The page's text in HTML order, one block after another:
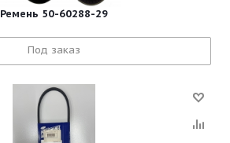
Ремень 50-60288-29
Под заказ